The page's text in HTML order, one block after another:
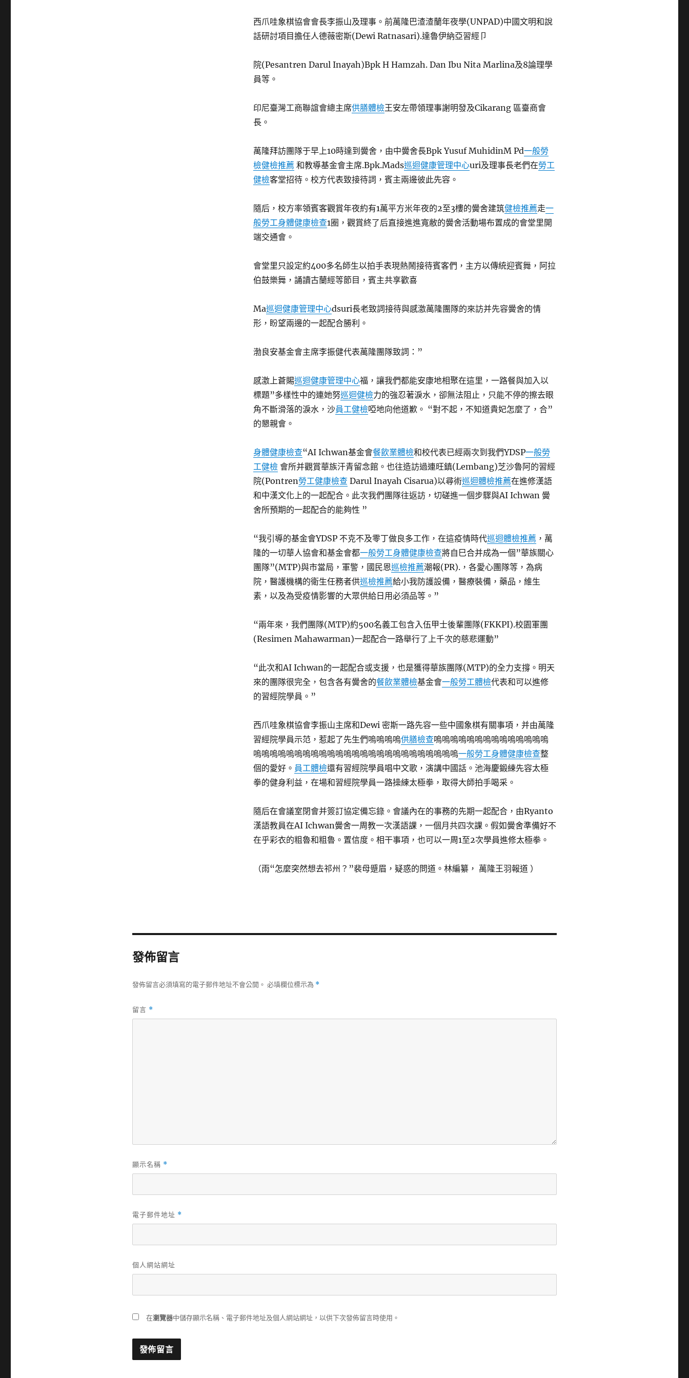
西爪哇象棋協會會長李振山及理事。前萬隆巴渣渣蘭年夜學(UNPAD)中國文明和說
話研討項目擔任人德薇密斯(Dewi Ratnasari).達魯伊納亞習經卩
院(Pesantren Darul Inayah)Bpk H Hamzah. Dan Ibu Nita Marlina及8論理學
員等。
印尼臺灣工商聯誼會總主席供膳體檢王安左帶領理事謝明發及Cikarang 區臺商會
長。
萬隆拜訪團隊于早上10時達到黌舍，由中黌舍長Bpk Yusuf MuhidinM Pd一般勞
檢健檢推薦 和教導基金會主席.Bpk.Mads巡迴健康管理中心uri及理事長老們在勞工
健檢客堂招待。校方代表致接待詞，賓主兩邊彼此先容。
隨后，校方率領賓客觀賞年夜約有1萬平方米年夜的2至3樓的黌舍建筑健檢推薦走一
般勞工身體健康檢查1圈，觀賞終了后直接進進寬敝的黌舍活動場布置成的會堂里開
端交通會。
會堂里只設定約400多名師生以拍手表現熱鬧接待賓客們，主方以傳統迎賓舞，阿拉
伯鼓樂舞，誦讀古蘭經等節目，賓主共享歡喜
Ma巡迴健康管理中心dsuri長老致詞接待與感激萬隆團隊的來訪并先容黌舍的情
形，盼望兩邊的一起配合勝利。
渤良安基金會主席李振健代表萬隆團隊致詞：”
感激上蒼賜巡迴健康管理中心福，讓我們都能安康地相聚在這里，一路餐與加入以
標題”多樣性中的連她努巡迴健檢力的強忍著淚水，卻無法阻止，只能不停的擦去眼
角不斷滑落的淚水，沙員工健檢啞地向他道歉。 “對不起，不知道貴妃怎麼了，合”
的懇親會。
身體健康檢查“AI Ichwan基金會餐飲業體檢和校代表已經兩次到我們YDSP一般勞
工健檢 會所并觀賞華族汗青留念館。也往造訪過連旺鎮(Lembang)芝沙魯阿的習經
院(Pontren勞工健康檢查 Darul Inayah Cisarua)以尋術巡迴體檢推薦在進修漢語
和中漢文化上的一起配合。此次我們團隊往返訪，切磋進一個步驟與AI Ichwan 黌
舍所預期的一起配合的能夠性 ”
“我引導的基金會YDSP 不克不及零丁做良多工作，在這疫情時代巡迴體檢推薦 ，萬
隆的一切華人協會和基金會都一般勞工身體健康檢查將自巳合并成為一個”華族關心
團隊”(MTP)與市當局，軍警，國民恩巡檢推薦潮報(PR).，各愛心團隊等，為病
院，醫護機構的衛生任務者供巡檢推薦給小我防護設備，醫療裝備，藥品，維生
素，以及為受疫情影響的大眾供給日用必須品等。”
“兩年來，我們團隊(MTP)約500名義工包含入伍甲士後輩團隊(FKKPI).校園軍團
(Resimen Mahawarman)一起配合一路舉行了上千次的慈悲運動”
“此次和AI Ichwan的一起配合或支援，也是獲得華族團隊(MTP)的全力支撐。明天
來的團隊很完全，包含各有黌舍的餐飲業體檢基金會一般勞工體檢代表和可以進修
的習經院學員。”
西爪哇象棋協會李振山主席和Dewi 密斯一路先容一些中國象棋有關事項，并由萬隆
習經院學員示范，惹起了先生們嗚嗚嗚嗚供膳檢查嗚嗚嗚嗚嗚嗚嗚嗚嗚嗚嗚嗚嗚嗚
嗚嗚嗚嗚嗚嗚嗚嗚嗚嗚嗚嗚嗚嗚嗚嗚嗚嗚嗚嗚嗚嗚嗚嗚嗚一般勞工身體健康檢查整
個的愛好。 員工體檢還有習經院學員唱中文歌，演講中國話。池海慶鍛練先容太極
拳的健身利益，在場和習經院學員一路操練太極拳，取得大師拍手喝采。
隨后在會議室閉會并簽訂協定備忘錄。會議內在的事務的先期一起配合，由Ryanto
漢語教員在AI Ichwan黌舍一周教一次漢語課，一個月共四次課。假如黌舍準備好不
在乎彩衣的粗魯和粗魯。置信度。相干事項，也可以一周1至2次學員進修太極拳。
（雨“怎麼突然想去祁州？”裴母蹙眉，疑惑的問道。林編纂， 萬隆王羽報道 ）
發佈留言
發佈留言必須填寫的電子郵件地址不會公開。 必填欄位標示為 *
留言 *
顯示名稱 *
電子郵件地址 *
個人網站網址
在瀏覽器中儲存顯示名稱、電子郵件地址及個人網站網址，以供下次發佈留言時使用。